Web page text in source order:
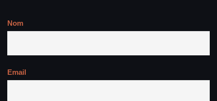
Nom
Email